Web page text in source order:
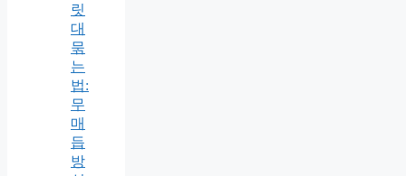
릿
대
묶
는
법:
무
매
듭
방